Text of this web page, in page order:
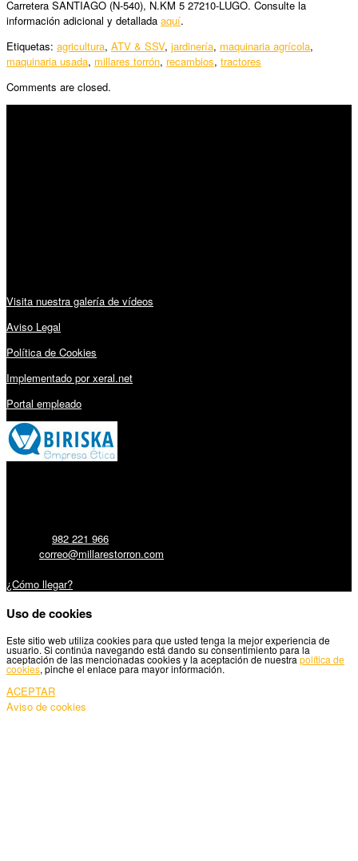
Carretera SANTIAGO (N-540), N.KM 5 27210-LUGO. Consulte la
información adicional y detallada aquí.
Etiquetas: agricultura, ATV & SSV, jardinería, maquinaria agrícola,
maquinaria usada, millares torrón, recambios, tractores
Comments are closed.
Visita nuestra galería de vídeos
Aviso Legal
Política de Cookies
Implementado por xeral.net
Portal empleado
982 221 966
correo@millarestorron.com
¿Cómo llegar?
Uso de cookies
Este sitio web utiliza cookies para que usted tenga la mejor experiencia de
usuario. Si continúa navegando está dando su consentimiento para la
aceptación de las mencionadas cookies y la aceptación de nuestra política de
cookies, pinche el enlace para mayor información.
ACEPTAR
Aviso de cookies